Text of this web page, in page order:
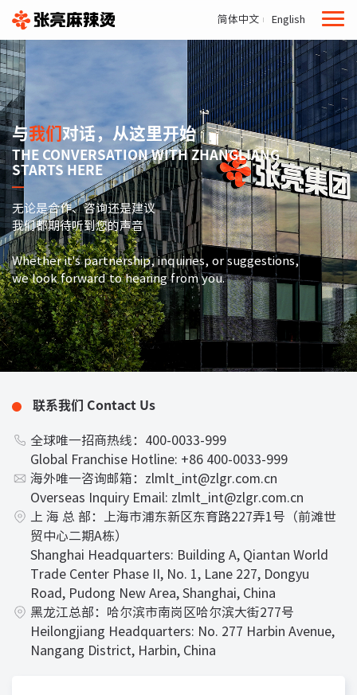
简体中文 English
与我们 对话，从这里开始
THE CONVERSATION WITH ZHANGLIANG
STARTS HERE
无论是合作、咨询还是建议
我们都期待听到您的声音
Whether it's partnership, inquiries, or suggestions,
we look forward to hearing from you.
联系我们 Contact Us
全球唯一招商热线：400-0033-999
Global Franchise Hotline: +86 400-0033-999
海外唯一咨询邮箱：zlmlt_int@zlgr.com.cn
Overseas Inquiry Email: zlmlt_int@zlgr.com.cn
上 海 总 部：上海市浦东新区东育路227弄1号（前滩世
贸中心二期A栋）
Shanghai Headquarters: Building A, Qiantan World
Trade Center Phase II, No. 1, Lane 227, Dongyu
Road, Pudong New Area, Shanghai, China
黑龙江总部：哈尔滨市南岗区哈尔滨大街277号
Heilongjiang Headquarters: No. 277 Harbin Avenue,
Nangang District, Harbin, China